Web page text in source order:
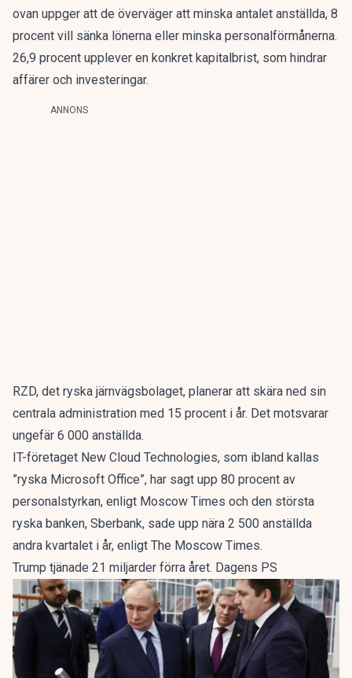
ovan uppger att de överväger att minska antalet anställda, 8
procent vill sänka lönerna eller minska personalförmånerna.
26,9 procent upplever en konkret kapitalbrist, som hindrar
affärer och investeringar.
ANNONS
RZD, det ryska järnvägsbolaget, planerar att skära ned sin
centrala administration med 15 procent i år. Det motsvarar
ungefär 6 000 anställda.
IT-företaget New Cloud Technologies, som ibland kallas
”ryska Microsoft Office”, har sagt upp 80 procent av
personalstyrkan, enligt Moscow Times och den största
ryska banken, Sberbank, sade upp nära 2 500 anställda
andra kvartalet i år, enligt The Moscow Times.
Trump tjänade 21 miljarder förra året. Dagens PS